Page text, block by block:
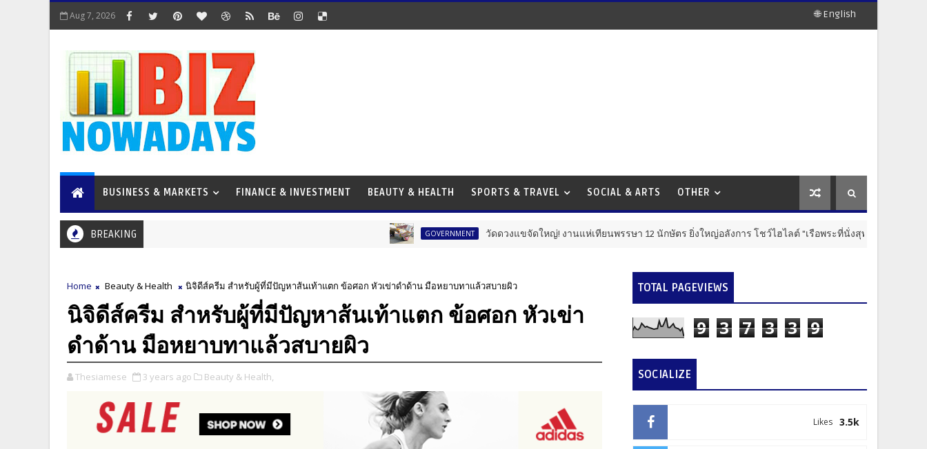
Aug 7, 2026 🌐 English
BUSINESS & MARKETS FINANCE & INVESTMENT BEAUTY & HEALTH SPORTS & TRAVEL SOCIAL & ARTS OTHER
BREAKING GOVERNMENT วัดดวงแขจัดใหญ่! งานแห่เทียนพรรษา 12 นักษัตร ยิ่งใหญ่อลังการ โชว์ไฮไลต์ "เรือพระที่นั่งสุพรรณหงส์จากขวดพล
Home Beauty & Health นิจิดีส์ครีม สําหรับผู้ที่มีปัญหาส้นเท้าแตก ข้อศอก หัวเข่าดําด้าน มือหยาบทาแล้วสบายผิว
นิจิดีส์ครีม สําหรับผู้ที่มีปัญหาส้นเท้าแตก ข้อศอก หัวเข่า
ดําด้าน มือหยาบทาแล้วสบายผิว
Thesiamese 3 years ago Beauty & Health,
TOTAL PAGEVIEWS
9 3 7 3 3 9
SOCIALIZE
3.5k
Likes